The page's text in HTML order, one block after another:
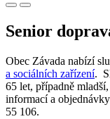
Senior
Obec Závada nabízí
a sociálních zařízení.
65 let, případně
informací a
55 106.